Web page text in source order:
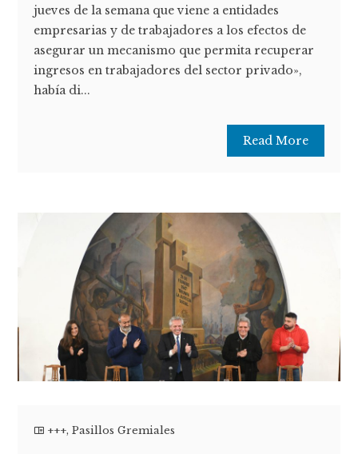
jueves de la semana que viene a entidades
empresarias y de trabajadores a los efectos de
asegurar un mecanismo que permita recuperar
ingresos en trabajadores del sector privado»,
había di...
Read More
+++,Pasillos Gremiales